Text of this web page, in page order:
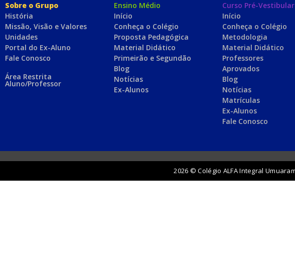
Sobre o Grupo
História
Missão, Visão e Valores
Unidades
Portal do Ex-Aluno
Fale Conosco
Área Restrita
Aluno/Professor
Ensino Médio
Início
Conheça o Colégio
Proposta Pedagógica
Material Didático
Primeirão e Segundão
Blog
Notícias
Ex-Alunos
Curso Pré-Vestibular
Início
Conheça o Colégio
Metodologia
Material Didático
Professores
Aprovados
Blog
Notícias
Matrículas
Ex-Alunos
Fale Conosco
2026 © Colégio ALFA Integral